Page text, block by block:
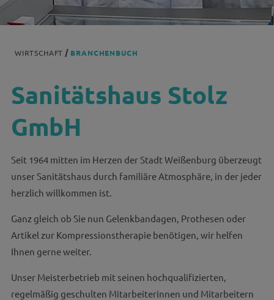
WIRTSCHAFT BRANCHENBUCH
Sanitätshaus Stolz
GmbH
Seit 1964 mitten im Herzen der Stadt Weißenburg überzeugt
unser Sanitätshaus durch familiäre Atmosphäre, in der jeder
herzlich willkommen ist.
Ganz gleich ob Sie nun Gelenkbandagen, Prothesen oder
Artikel zur Kompressionstherapie benötigen, wir helfen
Ihnen gerne weiter.
Unser Meisterbetrieb mit seinen hochqualifizierten,
regelmäßig geschulten Mitarbeiterinnen und Mitarbeitern